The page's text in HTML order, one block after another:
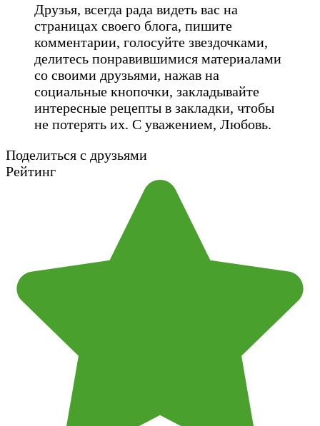
Друзья, всегда рада видеть вас на
страницах своего блога, пишите
комментарии, голосуйте звездочками,
делитесь понравившимися материалами
со своими друзьями, нажав на
социальные кнопочки, закладывайте
интересные рецепты в закладки, чтобы
не потерять их. С уважением, Любовь.
Поделиться с друзьями
Рейтинг